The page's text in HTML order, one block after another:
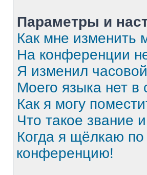
Параметры и
Как мне изменить
На конференции
Я изменил
Моего языка нет в
Как я могу
Что такое звание
Когда я щёлкаю
конференцию!